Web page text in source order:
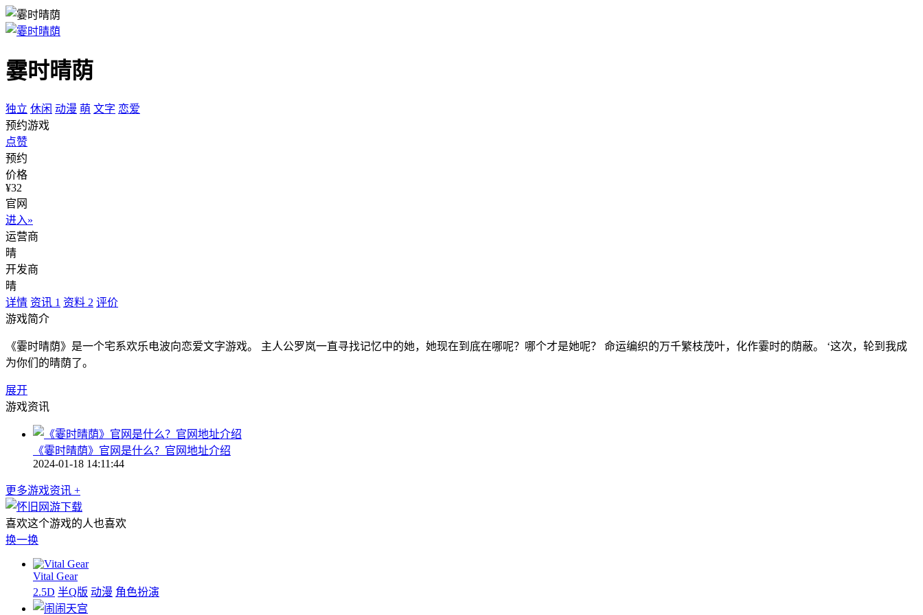
霎时晴荫
独立 休闲 动漫 萌 文字 恋爱
预约游戏
点赞
预约
价格
¥32
官网
进入»
运营商
晴
开发商
晴
详情 资讯 1 资料 2 评价
游戏简介
《霎时晴荫》是一个宅系欢乐电波向恋爱文字游戏。 主人公罗岚一直寻找记忆中的她，她现在到底在哪呢？哪个才是她呢？ 命运编织的万千繁枝茂叶，化作霎时的荫蔽。 ‘这次，轮到我成
为你们的晴荫了。
展开
游戏资讯
《霎时晴荫》官网是什么？官网地址介绍
2024-01-18 14:11:44
更多游戏资讯 +
喜欢这个游戏的人也喜欢
换一换
Vital Gear
2.5D 半Q版 动漫 角色扮演